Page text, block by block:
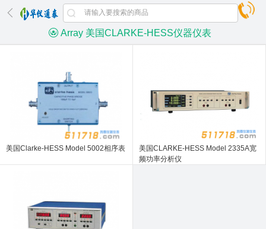
Array 美国CLARKE-HESS仪器仪表
美国Clarke-HESS Model 5002相序表
美国CLARKE-HESS Model 2335A宽
频功率分析仪